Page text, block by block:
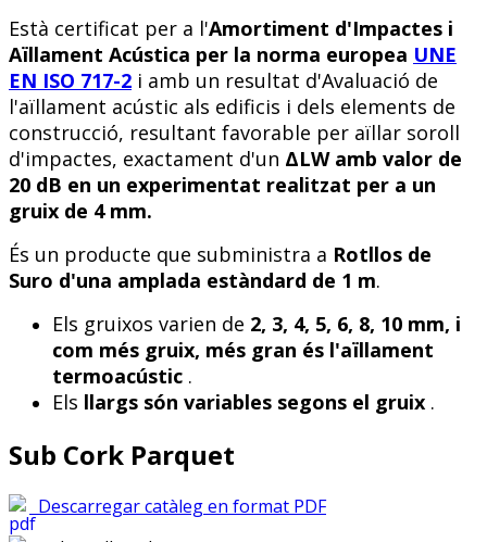
Està certificat per a l'Amortiment d'Impactes i
Aïllament Acústica per la norma europea UNE
EN ISO 717-2 i amb un resultat d'Avaluació de
l'aïllament acústic als edificis i dels elements de
construcció, resultant favorable per aïllar soroll
d'impactes, exactament d'un ΔLW amb valor de
20 dB en un experimentat realitzat per a un
gruix de 4 mm.
És un producte que subministra a Rotllos de
Suro d'una amplada estàndard de 1 m.
Els gruixos varien de 2, 3, 4, 5, 6, 8, 10 mm, i
com més gruix, més gran és l'aïllament
termoacústic .
Els llargs són variables segons el gruix .
Sub Cork Parquet
Descarregar catàleg en format PDF